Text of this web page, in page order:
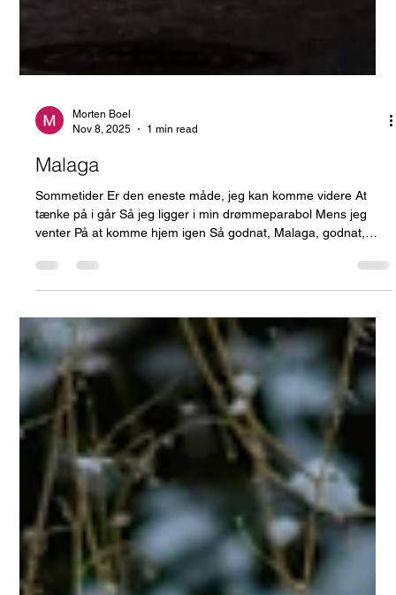
Morten Boel
Nov 8, 2025
1 min read
Malaga
Sommetider Er den eneste måde, jeg kan komme videre At
tænke på i går Så jeg ligger i min drømmeparabol Mens jeg
venter På at komme hjem igen Så godnat, Malaga, godnat,
København Mine længslers vingesus Sov godt, Michigan og
Englenes By Jeg lukker mine øjne i Århus Og jeg husker Hver
en kvinde og hver en flirt og hver en fusker Jeg mødte på min
vej Brændte broer dukker op i silhuet Mens jeg venter På at
komme hjem igen Så godnat, Malaga, godnat, København Mine
længslers vinge